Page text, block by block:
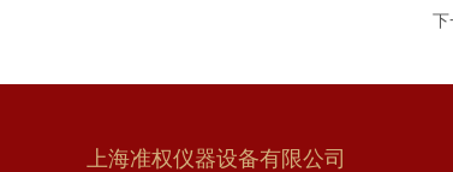
下
上海准权仪器设备有限公司